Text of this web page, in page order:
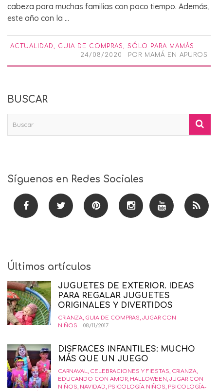
cabeza para muchas familias con poco tiempo. Además,
este año con la ...
ACTUALIDAD GUIA DE COMPRAS
SÓLO PARA MAMÁS
24/08/2020
POR MAMÁ EN APUROS
BUSCAR
Síguenos en Redes Sociales
Últimos artículos
JUGUETES DE EXTERIOR. IDEAS
PARA REGALAR JUGUETES
ORIGINALES Y DIVERTIDOS
CRIANZA, GUIA DE COMPRAS, JUGAR CON
NIÑOS
08/11/2017
DISFRACES INFANTILES: MUCHO
MÁS QUE UN JUEGO
CARNAVAL, CELEBRACIONES Y FIESTAS, CRIANZA,
EDUCANDO CON AMOR, HALLOWEEN, JUGAR CON
NIÑOS, NAVIDAD, PSICOLOGÍA NIÑOS, PSICOLOGÍA-